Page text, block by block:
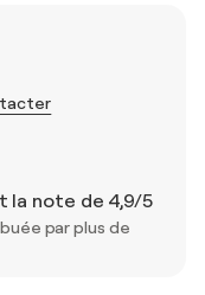
la note de 4,9/5
par plus de